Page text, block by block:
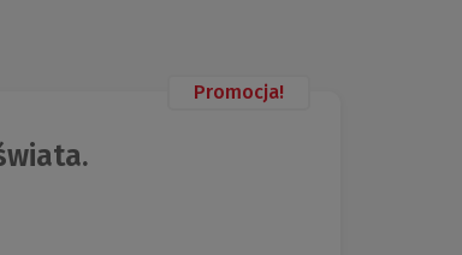
Promocja!